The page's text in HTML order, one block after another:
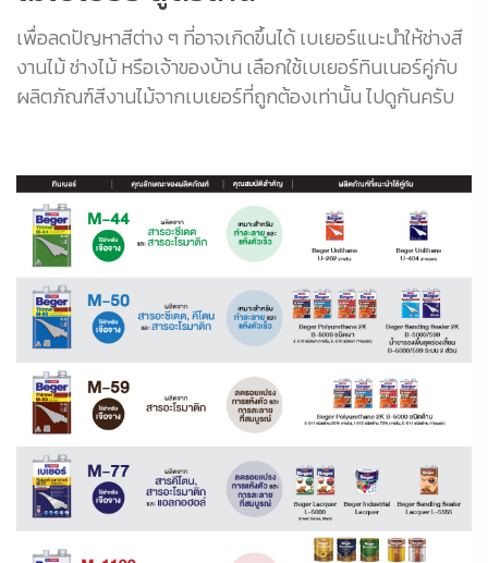
เพื่อลดปัญหาสีต่าง ๆ ที่อาจเกิดขึ้นได้ เบเยอร์แนะนำให้ช่างสี
งานไม้ ช่างไม้ หรือเจ้าของบ้าน เลือกใช้เบเยอร์ทินเนอร์คู่กับ
ผลิตภัณฑ์สีงานไม้จากเบเยอร์ที่ถูกต้องเท่านั้น ไปดูกันครับ